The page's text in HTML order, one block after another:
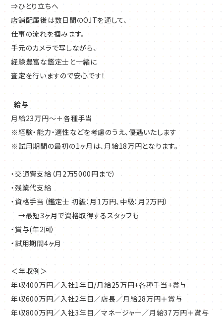
⇒ひとり立ちへ
店舗配属後は数日間のOJTを通して、
仕事の流れを掴みます。
手元のカメラで写しながら、
経験豊富な鑑定士と一緒に
査定を行いますので安心です！
給与
月給23万円～＋各種手当
※経験・能力・適性などを考慮のうえ、優遇いたします
※試用期間の最初の1ヶ月は、月給18万円となります。
・交通費支給（月2万5000円まで）
・残業代支給
・資格手当（鑑定士 初級：月1万円、中級：月2万円）
→最短3ヶ月で資格取得するスタッフも
・賞与(年2回）
・試用期間4ヶ月
＜年収例＞
年収400万円／入社1年目/月給25万円+各種手当+賞与
年収600万円／入社2年目／店長／月給28万円＋賞与
年収800万円／入社3年目／マネージャー／月給37万円＋賞与